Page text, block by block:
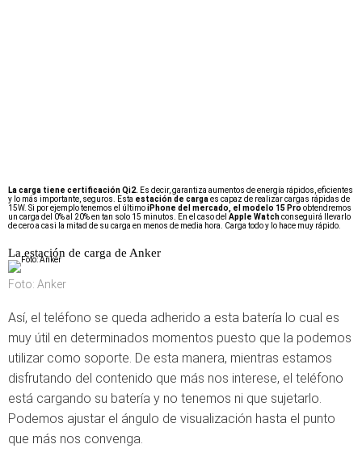
La carga tiene certificación Qi2. Es decir, garantiza aumentos de energía rápidos, eficientes
y lo más importante, seguros. Esta estación de cargaes capaz de realizar cargas rápidas de
15W. Si por ejemplo tenemos el últimoiPhone del mercado, el modelo 15 Pro obtendremos
un carga del 0% al 20% en tan solo 15 minutos. En el caso del Apple Watchconseguirá llevarlo
de cero a casi la mitad de su carga en menos de media hora. Carga todo y lo hace muy rápido.
La estación de carga de Anker
Foto: Anker
Así, el teléfono se queda adherido a esta batería lo cual es
muy útil en determinados momentos puesto que la podemos
utilizar como soporte. De esta manera, mientras estamos
disfrutando del contenido que más nos interese, el teléfono
está cargando su batería y no tenemos ni que sujetarlo.
Podemos ajustar el ángulo de visualización hasta el punto
que más nos convenga.